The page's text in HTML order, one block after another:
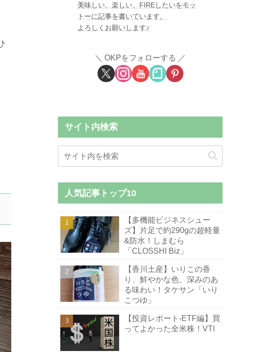
美味しい、楽しい、FIREしたいをモッ
トーに記事を書いています。
よろしくお願いします♪
OKPをフォローする
サイト内検索
人気記事トップ10
【多機能ビジネスシュー
ズ】片足で約290gの超軽量
&防水！しまむら
「CLOSSHI Biz」
【香川土産】いりこの香
り、鮮やかな色、深みのあ
る味わい！タケサン「いり
こつゆ」
【投資レポート-ETF編】買
ってよかった全米株！VTI